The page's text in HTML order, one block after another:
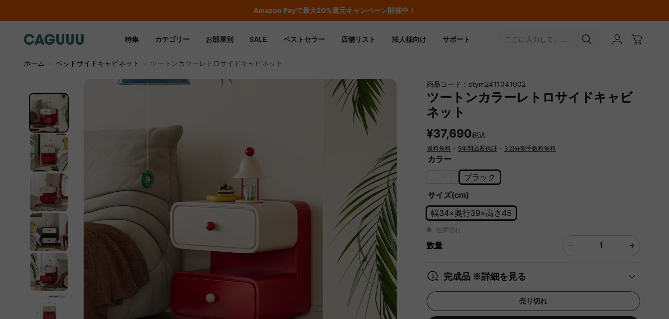
Amazon Payで最大20%還元キャンペーン開催中！
特集 カテゴリー お部屋別 SALE ベストセラー 店舗リスト 法人様向け サポート
ここに入力して、
ホーム
ベッドサイドキャビネット ツートンカラーレトロサイドキャビネット
商品コード：ctym2411041002
ツートンカラーレトロサイドキャビ
ネット
¥37,690税込
送料無料 ・ 5年間品質保証 ・ 3回分割手数料無料
カラー
ブラック
サイズ(cm)
幅34×奥行39×高さ45
在庫切れ
数量
完成品 ※詳細を見る
売り切れ